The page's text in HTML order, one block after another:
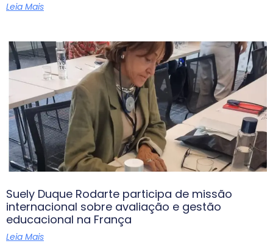
Leia Mais
Suely Duque Rodarte participa de missão
internacional sobre avaliação e gestão
educacional na França
Leia Mais